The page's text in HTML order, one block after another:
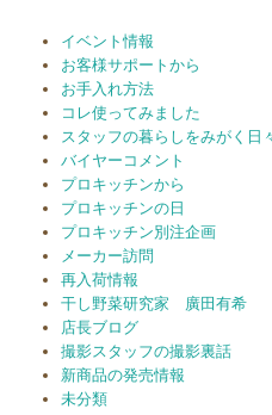
イベント情報
お客様サポートから
お手入れ方法
コレ使ってみました
スタッフの暮らしをみがく日
バイヤーコメント
プロキッチンから
プロキッチンの日
プロキッチン別注企画
メーカー訪問
再入荷情報
干し野菜研究家 廣田有希
店長ブログ
撮影スタッフの撮影裏話
新商品の発売情報
未分類